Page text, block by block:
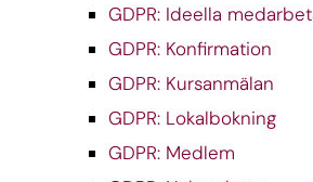
GDPR: Ideella
GDPR: Konfirmation
GDPR: Kursanmälan
GDPR: Lokalbokning
GDPR: Medlem